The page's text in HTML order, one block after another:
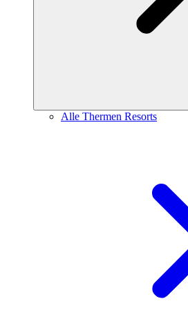
Alle Thermen Resorts